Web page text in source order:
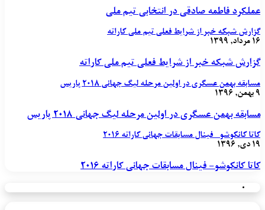
عملکرد فاطمه صادقی در انتخابی تیم ملی
گزارش شبکه خبر از شرایط فعلی تیم ملی کاراته
۱۶ مرداد, ۱۳۹۹
گزارش شبکه خبر از شرایط فعلی تیم ملی کاراته
مسابقه بهمن عسگری در اولین مرحله لیگ جهانی ۲۰۱۸ پاریس
۹ بهمن, ۱۳۹۶
مسابقه بهمن عسگری در اولین مرحله لیگ جهانی ۲۰۱۸ پاریس
کاتا کانکوشو- فینال مسابقات جهانی کاراته ۲۰۱۶
۱۹ دی, ۱۳۹۶
کاتا کانکوشو- فینال مسابقات جهانی کاراته ۲۰۱۶